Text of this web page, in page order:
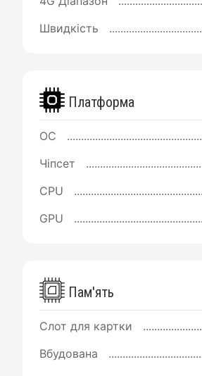
Швидкість
Платформа
ОС
Чіпсет
CPU
GPU
Пам'ять
Слот для картки
Вбудована